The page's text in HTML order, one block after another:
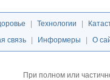
| Технологии |
связь | Информеры | О
При полном или